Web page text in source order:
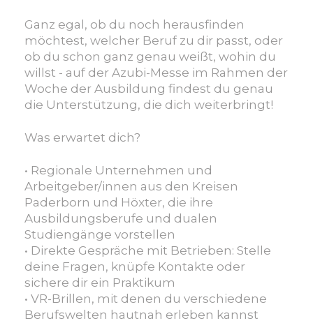
in
Paderborn
Ganz egal, ob du noch herausfinden
möchtest, welcher Beruf zu dir passt, oder
ob du schon ganz genau weißt, wohin du
willst - auf der Azubi-Messe im Rahmen der
Woche der Ausbildung findest du genau
die Unterstützung, die dich weiterbringt!
Was erwartet dich?
• Regionale Unternehmen und
Arbeitgeber/innen aus den Kreisen
Paderborn und Höxter, die ihre
Ausbildungsberufe und dualen
Studiengänge vorstellen
• Direkte Gespräche mit Betrieben: Stelle
deine Fragen, knüpfe Kontakte oder
sichere dir ein Praktikum
• VR-Brillen, mit denen du verschiedene
Berufswelten hautnah erleben kannst